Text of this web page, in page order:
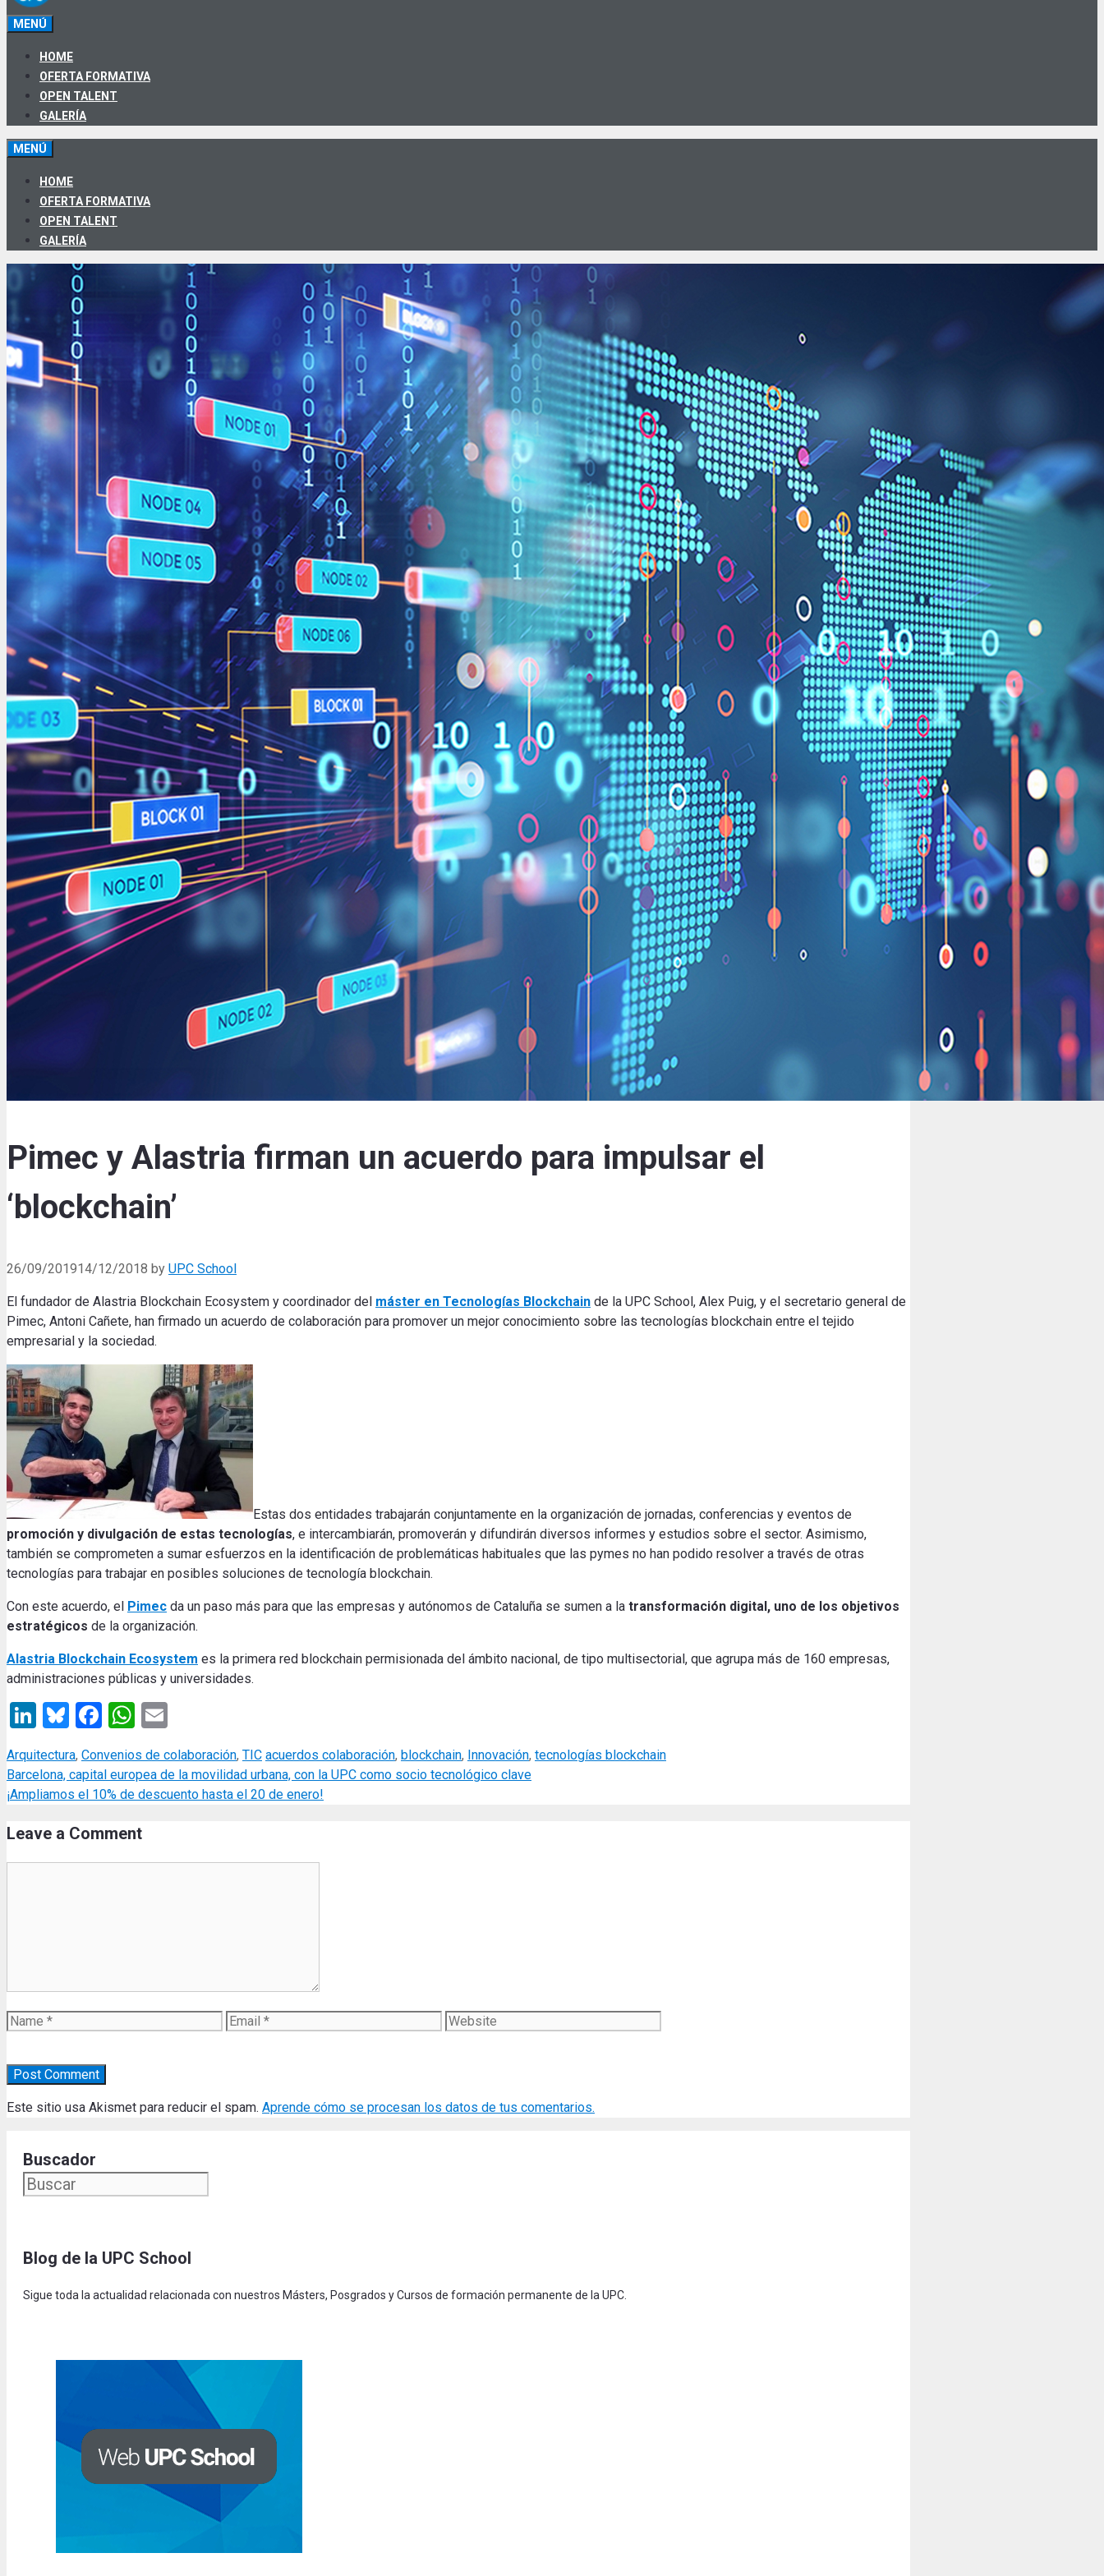
MENÚ
HOME
OFERTA FORMATIVA
OPEN TALENT
GALERÍA
MENÚ
HOME
OFERTA FORMATIVA
OPEN TALENT
GALERÍA
Pimec y Alastria firman un acuerdo para impulsar el
‘blockchain’
26/09/201914/12/2018 by UPC School
El fundador de Alastria Blockchain Ecosystem y coordinador del máster en Tecnologías Blockchain de la UPC School, Alex Puig, y el secretario general de
Pimec, Antoni Cañete, han firmado un acuerdo de colaboración para promover un mejor conocimiento sobre las tecnologías blockchain entre el tejido
empresarial y la sociedad.
Estas dos entidades trabajarán conjuntamente en la organización de jornadas, conferencias y eventos de
promoción y divulgación de estas tecnologías, e intercambiarán, promoverán y difundirán diversos informes y estudios sobre el sector. Asimismo,
también se comprometen a sumar esfuerzos en la identificación de problemáticas habituales que las pymes no han podido resolver a través de otras
tecnologías para trabajar en posibles soluciones de tecnología blockchain.
Con este acuerdo, el Pimec da un paso más para que las empresas y autónomos de Cataluña se sumen a la transformación digital, uno de los objetivos
estratégicos de la organización.
Alastria Blockchain Ecosystem es la primera red blockchain permisionada del ámbito nacional, de tipo multisectorial, que agrupa más de 160 empresas,
administraciones públicas y universidades.
LinkedIn
Bluesky
Facebook
WhatsApp
Categories
Arquitectura, Convenios de colaboración, TIC Tags
acuerdos colaboración, blockchain, Innovación, tecnologías blockchain
Barcelona, capital europea de la movilidad urbana, con la UPC como socio tecnológico clave
¡Ampliamos el 10% de descuento hasta el 20 de enero!
Leave a Comment
Name Email Website
Este sitio usa Akismet para reducir el spam. Aprende cómo se procesan los datos de tus comentarios.
Buscador
Blog de la UPC School
Sigue toda la actualidad relacionada con nuestros Másters, Posgrados y Cursos de formación permanente de la UPC.